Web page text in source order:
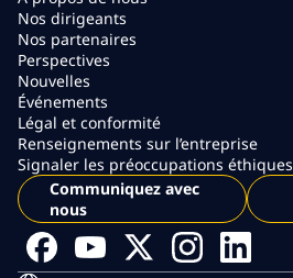
Nos dirigeants
Nos partenaires
Perspectives
Nouvelles
Événements
Légal et conformité
Renseignements sur l’entreprise
Signaler les préoccupations éthiques
Communiquez avec
nous